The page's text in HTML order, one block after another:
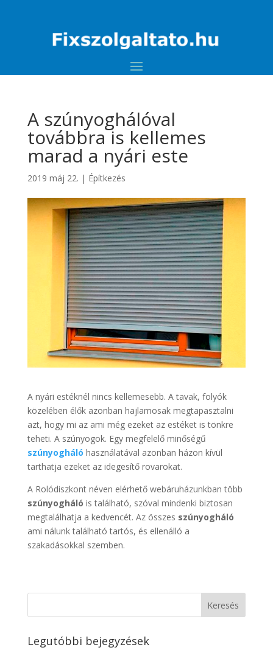
A szúnyoghálóval
továbbra is kellemes
marad a nyári este
2019 máj 22. | Építkezés
A nyári estéknél nincs kellemesebb. A tavak, folyók
közelében élők azonban hajlamosak megtapasztalni
azt, hogy mi az ami még ezeket az estéket is tönkre
teheti. A szúnyogok. Egy megfelelő minőségű
szúnyogháló használatával azonban házon kívül
tarthatja ezeket az idegesítő rovarokat.
A Rolódiszkont néven elérhető webáruházunkban több
szúnyogháló is található, szóval mindenki biztosan
megtalálhatja a kedvencét. Az összes szúnyogháló
ami nálunk található tartós, és ellenálló a
szakadásokkal szemben.
Legutóbbi bejegyzések